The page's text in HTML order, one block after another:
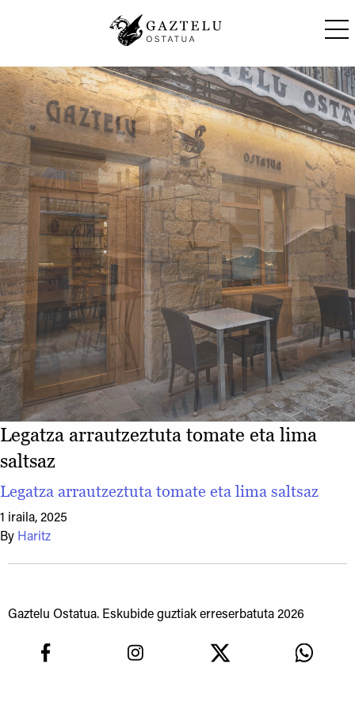
Legatza arrautzeztuta tomate eta lima
saltsaz
Legatza arrautzeztuta tomate eta lima saltsaz
1 iraila, 2025
By Haritz
Gaztelu Ostatua. Eskubide guztiak erreserbatuta 2026